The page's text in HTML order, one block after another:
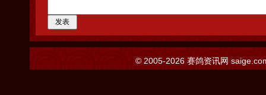
© 2005-2026 赛鸽资讯网